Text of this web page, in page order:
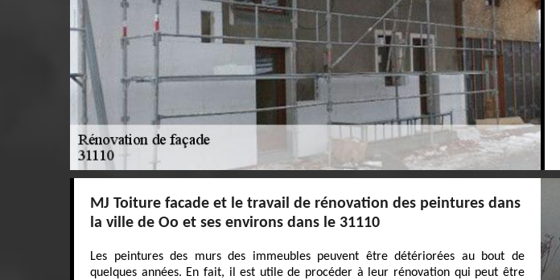
MJ Toiture facade et le travail de rénovation des peintures dans
la ville de Oo et ses environs dans le 31110
Les peintures des murs des immeubles peuvent être détériorées au bout de
quelques années. En fait, il est utile de procéder à leur rénovation qui peut être